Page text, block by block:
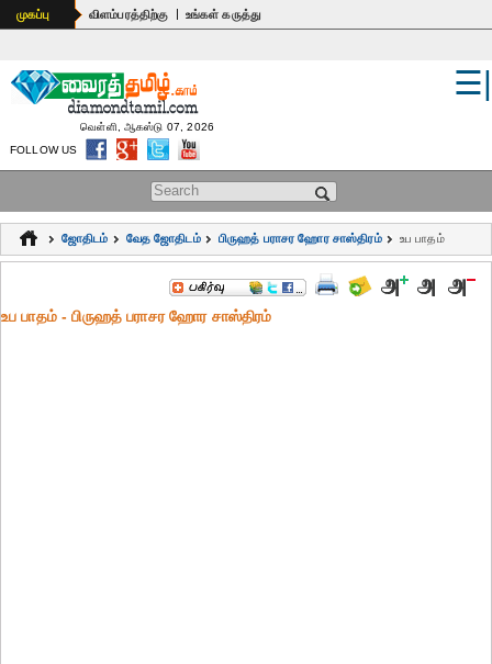
உலகம்
பொதுஅறிவு
கல்வி
ஆன்மிகம்
முகப்பு விளம்பரத்திற்கு | உங்கள் கருத்து
Search form
☰|
வெள்ளி, ஆகஸ்டு 07, 2026
FOLLOW US
ஜோதிடம் வேத ஜோதிடம் பிருஹத் பராசர ஹோர சாஸ்திரம் உப பாதம்
உப பாதம் - பிருஹத் பராசர ஹோர சாஸ்திரம்